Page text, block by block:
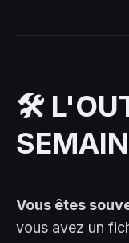
🛠️
Vous êtes
vous avez un